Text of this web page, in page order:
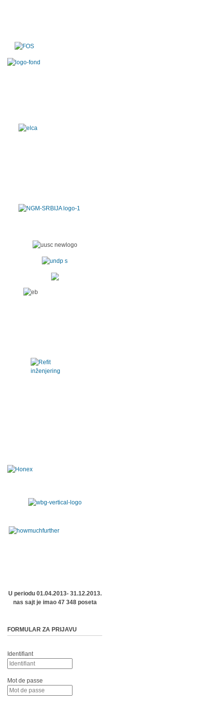
U periodu 01.04.2013- 31.12.2013.
nas sajt je imao 47 348 poseta
FORMULAR ZA PRIJAVU
Identifiant
Mot de passe